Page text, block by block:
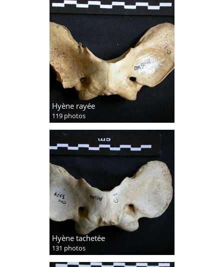
Hyène rayée
119 photos
Hyène tachetée
131 photos